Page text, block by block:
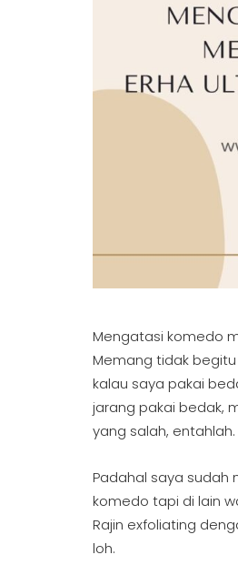
Mengatasi komedo
Memang tidak
kalau saya pakai
jarang pakai bedak,
yang salah,
Padahal saya
komedo tapi di lain
Rajin exfoliating
loh.